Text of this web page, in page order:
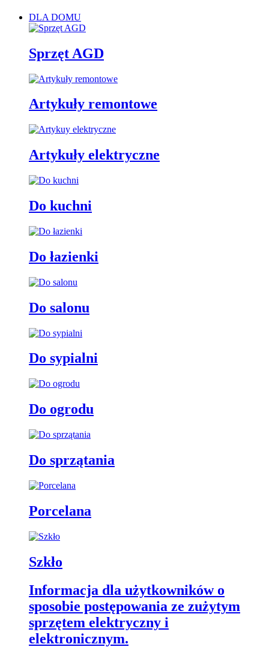
DLA DOMU
Sprzęt AGD
Artykuły remontowe
Artykuły elektryczne
Do kuchni
Do łazienki
Do salonu
Do sypialni
Do ogrodu
Do sprzątania
Porcelana
Szkło
Informacja dla użytkowników o
sposobie postępowania ze zużytym
sprzętem elektryczny i
elektronicznym.